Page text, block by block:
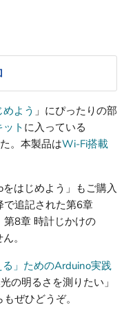
よう 」にぴったりの部
ト に入っている
。本製品はWi-Fi搭載
はじめよう」もご購入
で追記された第6章
8章 時計じかけの
。
」ためのArduino実践
の明るさを測りたい」
ぜひどうぞ。